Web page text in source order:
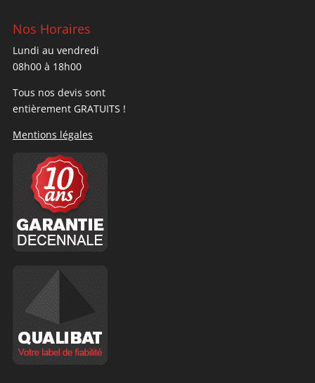
Nos Horaires
Lundi au vendredi
08h00 à 18h00
Tous nos devis sont
entièrement GRATUITS !
Mentions légales